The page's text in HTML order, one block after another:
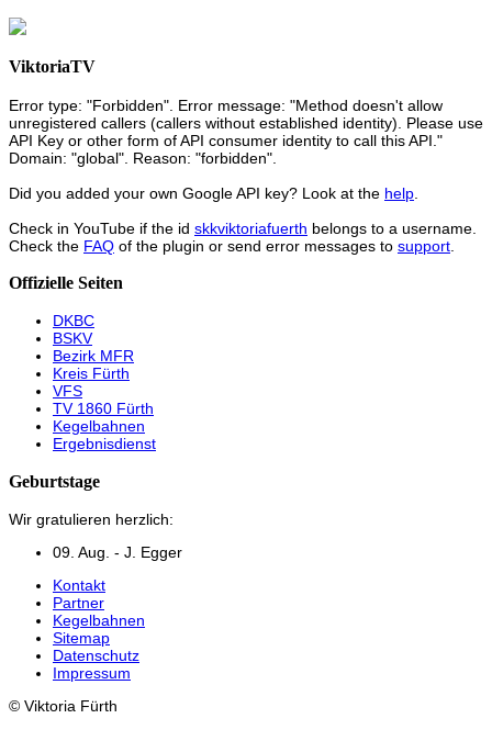
ViktoriaTV
Error type: "Forbidden". Error message: "Method doesn't allow
unregistered callers (callers without established identity). Please use
API Key or other form of API consumer identity to call this API."
Domain: "global". Reason: "forbidden".
Did you added your own Google API key? Look at the help
Check in YouTube if the id skkviktoriafuerth belongs to a username.
Check the FAQ of the plugin or send error messages to support
Offizielle Seiten
DKBC
BSKV
Bezirk MFR
Kreis Fürth
VFS
TV 1860 Fürth
Kegelbahnen
Ergebnisdienst
Geburtstage
Wir gratulieren herzlich:
09. Aug. - J. Egger
Kontakt
Partner
Kegelbahnen
Sitemap
Datenschutz
Impressum
© Viktoria Fürth